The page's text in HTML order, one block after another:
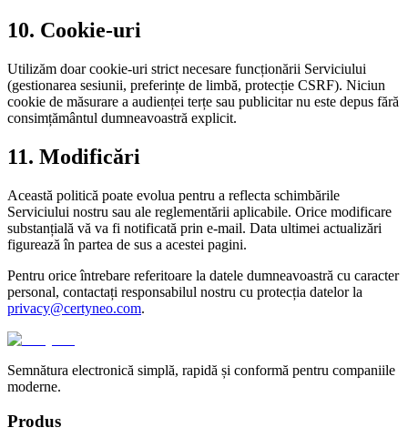
10. Cookie-uri
Utilizăm doar cookie-uri strict necesare funcționării Serviciului
(gestionarea sesiunii, preferințe de limbă, protecție CSRF). Niciun
cookie de măsurare a audienței terțe sau publicitar nu este depus fără
consimțământul dumneavoastră explicit.
11. Modificări
Această politică poate evolua pentru a reflecta schimbările
Serviciului nostru sau ale reglementării aplicabile. Orice modificare
substanțială vă va fi notificată prin e-mail. Data ultimei actualizări
figurează în partea de sus a acestei pagini.
Pentru orice întrebare referitoare la datele dumneavoastră cu caracter
personal, contactați responsabilul nostru cu protecția datelor la
privacy@certyneo.com.
Semnătura electronică simplă, rapidă și conformă pentru companiile
moderne.
Produs